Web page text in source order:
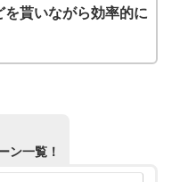
貰いながら効率的に
ン一覧！